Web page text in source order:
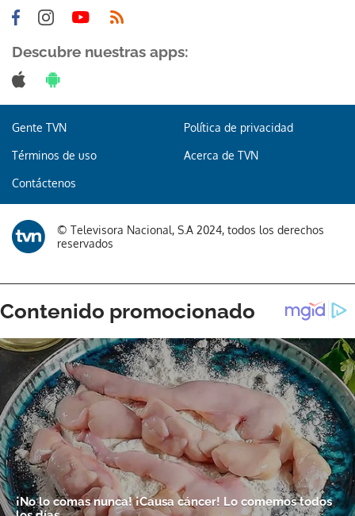
Descubre nuestras apps:
Gente TVN Política de privacidad
Términos de uso Acerca de TVN
Contáctenos
© Televisora Nacional, S.A 2024, todos los derechos
reservados